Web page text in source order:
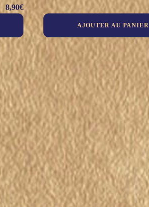
8,90€
AJOUTER AU PANIER